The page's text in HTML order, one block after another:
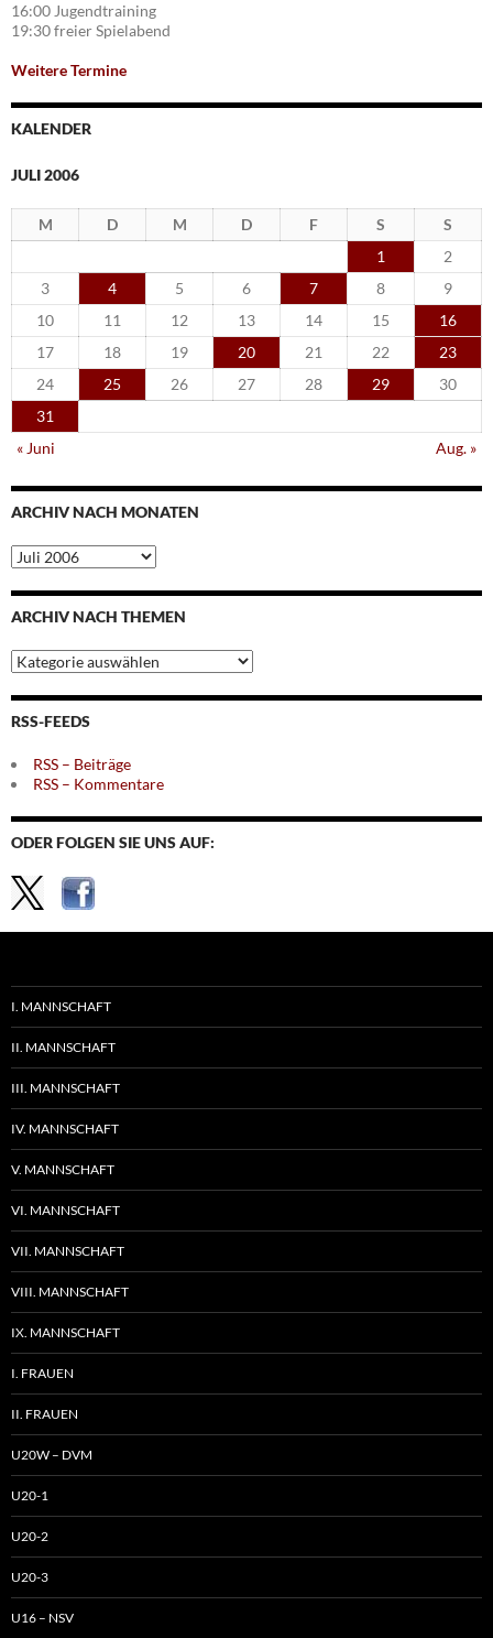
16:00 Jugendtraining
19:30 freier Spielabend
Weitere Termine
KALENDER
JULI 2006
M D M D F S
S
1
2
3
4 5 6 7 8
9
10
11 12 13 14 15
16
17
18 19 20 21 22
23
24
25 26 27 28 29
30
31
« Juni
Aug. »
ARCHIV NACH MONATEN
Archiv
nach
Monaten
ARCHIV NACH THEMEN
Archiv
nach
Themen
RSS-FEEDS
RSS – Beiträge
RSS – Kommentare
ODER FOLGEN SIE UNS AUF:
I. MANNSCHAFT
II. MANNSCHAFT
III. MANNSCHAFT
IV. MANNSCHAFT
V. MANNSCHAFT
VI. MANNSCHAFT
VII. MANNSCHAFT
VIII. MANNSCHAFT
IX. MANNSCHAFT
I. FRAUEN
II. FRAUEN
U20W – DVM
U20-1
U20-2
U20-3
U16 – NSV